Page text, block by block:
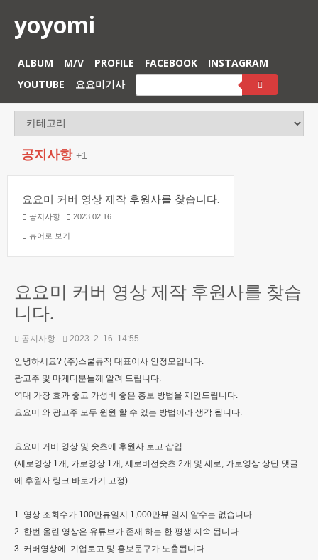
yoyomi
ALBUM M/V PROFILE FACEBOOK
INSTAGRAM
YOUTUBE
요요미기사
공지사항 +1
요요미 커버 영상 제작 후원사를 찾습니다.
공지사항 2023.02.16
뷰어로 보기
요요미 커버 영상 제작 후원사를 찾습
니다.
공지사항 2023. 2. 16. 14:55
안녕하세요? (주)스쿨뮤직 대표이사 안정모입니다.
광고주 및 마케터분들께 알려 드립니다.
역대 가장 효과 좋고 가성비 좋은 홍보 방법을 제안드립니다.
요요미 와 광고주 모두 윈윈 할 수 있는 방법이라 생각 됩니다.
요요미 커버 영상 및 숏츠에 후원사 로고 삽입
(세로영상 1개, 가로영상 1개, 세로버전숏츠 2개 및 세로, 가로영상 상단 댓글
에 후원사 링크 바로가기 고정)
1. 영상 조회수가 100만뷰일지 1,000만뷰 일지 알수는 없습니다.
2. 한번 올린 영상은 유튜브가 존재 하는 한 평생 지속 됩니다.
3. 커버영상에 기업로고 및 홍보문구가 노출됩니다.